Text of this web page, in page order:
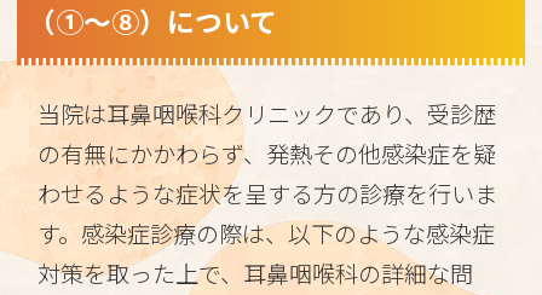
（①～⑧）について
当院は耳鼻咽喉科クリニックであり、受診歴
の有無にかかわらず、発熱その他感染症を疑
わせるような症状を呈する方の診療を行いま
す。感染症診療の際は、以下のような感染症
対策を取った上で、耳鼻咽喉科の詳細な問